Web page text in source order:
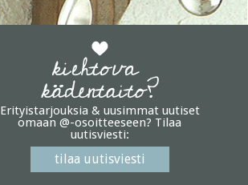
Erityistarjouksia & uusimmat uutiset
omaan @-osoitteeseen? Tilaa
uutisviesti:
tilaa uutisviesti